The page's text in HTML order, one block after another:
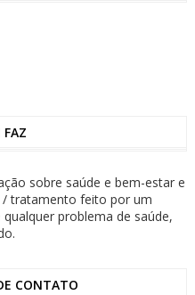
FAZ
sobre saúde e bem-estar e
tratamento feito por um
problema de saúde,
CONTATO